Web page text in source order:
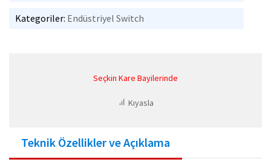
Kategoriler: Endüstriyel Switch
Seçkin Kare Bayilerinde
Kıyasla
Teknik Özellikler ve Açıklama